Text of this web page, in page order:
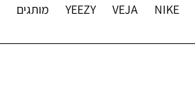
NIKE
VEJA
YEEZY מותגים